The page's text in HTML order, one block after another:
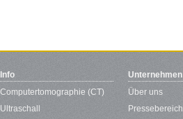
Info
Computertomographie (CT)
Ultraschall
Unternehmen
Über uns
Pressebereich